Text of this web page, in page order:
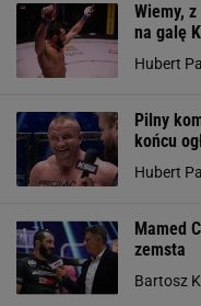
Wiemy,
na galę
Hubert
Pilny
końcu
Hubert
Mamed
zemsta
Bartosz